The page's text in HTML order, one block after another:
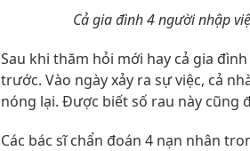
Cả gia đình 4 người nhập
Sau khi thăm hỏi mới hay cả gia
trước. Vào ngày xảy ra sự việc, cả
nóng lại. Được biết số rau này cũng
Các bác sĩ chẩn đoán 4 nạn nhân